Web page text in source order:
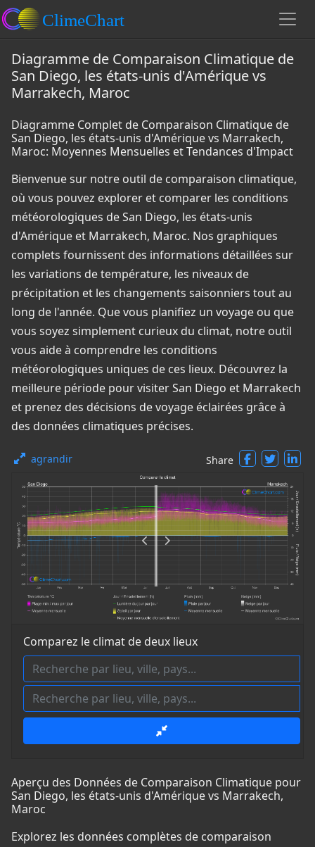
Diagramme de Comparaison Climatique de
San Diego, les états-unis d'Amérique vs
Marrakech, Maroc
Diagramme Complet de Comparaison Climatique de
San Diego, les états-unis d'Amérique vs Marrakech,
Maroc: Moyennes Mensuelles et Tendances d'Impact
Bienvenue sur notre outil de comparaison climatique,
où vous pouvez explorer et comparer les conditions
météorologiques de San Diego, les états-unis
d'Amérique et Marrakech, Maroc. Nos graphiques
complets fournissent des informations détaillées sur
les variations de température, les niveaux de
précipitation et les changements saisonniers tout au
long de l'année. Que vous planifiez un voyage ou que
vous soyez simplement curieux du climat, notre outil
vous aide à comprendre les conditions
météorologiques uniques de ces lieux. Découvrez la
meilleure période pour visiter San Diego et Marrakech
et prenez des décisions de voyage éclairées grâce à
des données climatiques précises.
agrandir Share
Comparez le climat de deux lieux
Aperçu des Données de Comparaison Climatique pour
San Diego, les états-unis d'Amérique vs Marrakech,
Maroc
Explorez les données complètes de comparaison